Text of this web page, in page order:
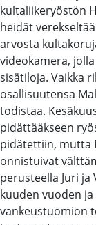
kultaliikeryöstön
heidät
arvosta
videokamera,
sisätiloja. Vaikka
osallisuutensa
todistaa.
pidättääkseen
pidätettiin, mutta
onnistuivat
perusteella Juri
kuuden vuoden
vankeustuomion